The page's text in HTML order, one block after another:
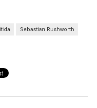
Sebastian Rushworth